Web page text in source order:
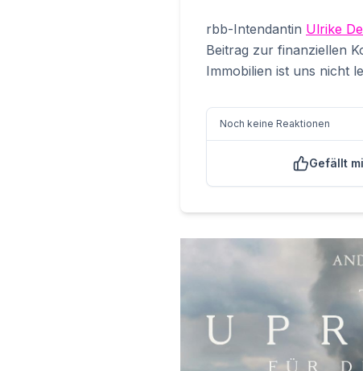
rbb-Intendantin Ulrike
Beitrag zur finanziellen
Immobilien ist uns nicht
Noch keine Reaktionen
Gefällt